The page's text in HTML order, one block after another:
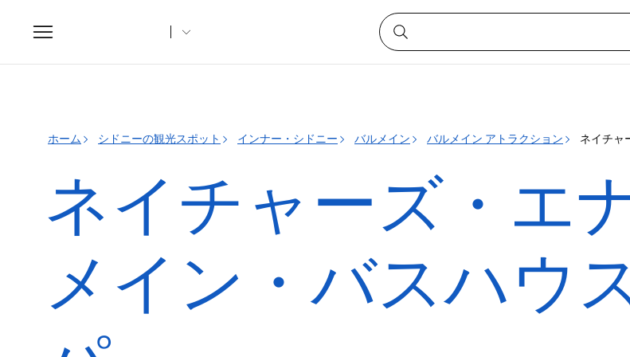
Toggle
navigation
ホーム シドニーの観光スポット インナー・シドニー バルメイン バルメイン アトラクション ネイチャ
ネイチャーズ・エ
メイン・バスハウ